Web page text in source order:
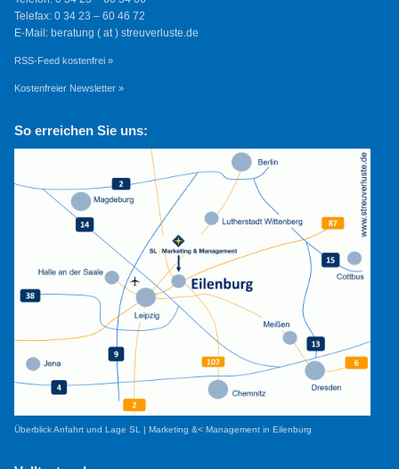
Telefax: 0 34 23 – 60 46 72
E-Mail: beratung ( at ) streuverluste.de
RSS-Feed kostenfrei »
Kostenfreier Newsletter »
So erreichen Sie uns:
Überblick Anfahrt und Lage SL | Marketing &< Management in Eilenburg